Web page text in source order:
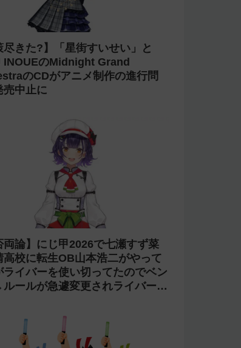
尽きた?】「星街すいせい」と
INOUEのMidnight Grand
のCDがアニメ制作の進行問
売中止に
両論】にじ甲2026で七瀬すず菜
高校に転生OB山本浩二がやって
ライバーを使い切ってたのでベン
ールが急遽変更されライバーの